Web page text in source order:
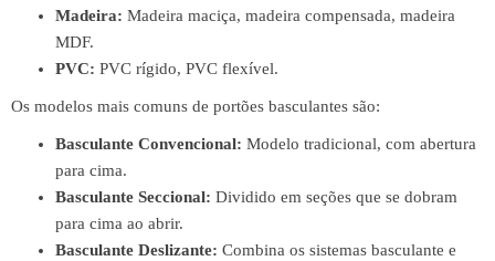
Madeira: Madeira maciça, madeira compensada, madeira
MDF.
PVC: PVC rígido, PVC flexível.
Os modelos mais comuns de portões basculantes são:
Basculante Convencional: Modelo tradicional, com abertura
para cima.
Basculante Seccional: Dividido em seções que se dobram
para cima ao abrir.
Basculante Deslizante: Combina os sistemas basculante e